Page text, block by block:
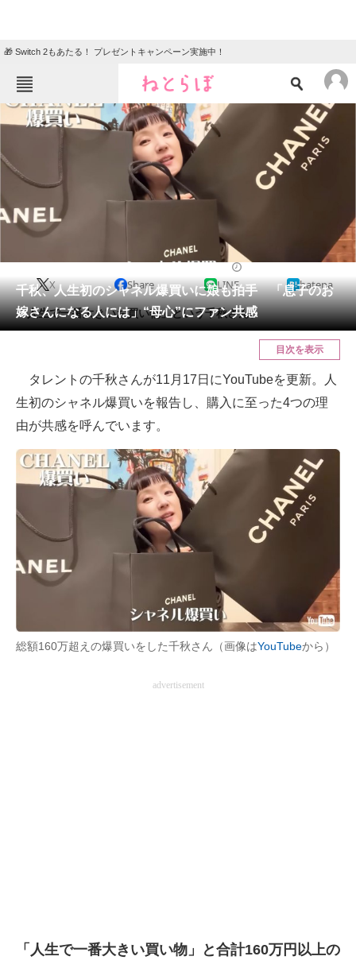
🎁 Switch 2もあたる！ プレゼントキャンペーン実施中！
ねとらぼメニュー
ニュース
エンタメ クイズ
地域
住まい 教育・育児
リサーチ
会員記事
メディア
ITの今と未来を見通す
スマホと通信の最新トレンド
進化するPCとデバイスの未来
好きが集まる 比べて選べる
ビジネスと働き方のヒント
AI活用のいまが分かる
経営リーダーのコミュニティ
千秋、人生初のシャネル爆買いに娘も拍手 「息子のお
嫁さんになる人には」“母心”にファン共感
X Share LINE hatena
「人生で一番大きいお買い物」という千秋さん。
目次を表示
タレントの千秋さんが11月17日にYouTubeを更新。人
生初のシャネル爆買いを報告し、購入に至った4つの理
由が共感を呼んでいます。
総額160万超えの爆買いをした千秋さん（画像はYouTubeから）
advertisement
「人生で一番大きい買い物」と合計160万円以上の